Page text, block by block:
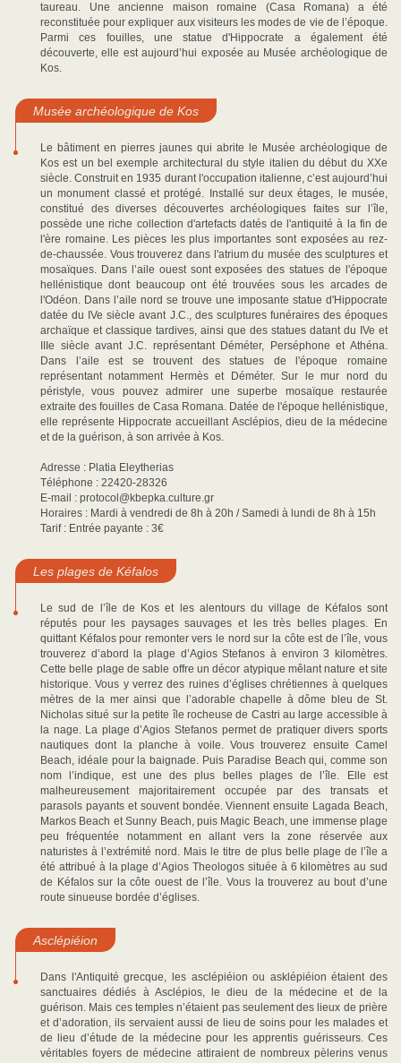
taureau. Une ancienne maison romaine (Casa Romana) a été
reconstituée pour expliquer aux visiteurs les modes de vie de l’époque.
Parmi ces fouilles, une statue d'Hippocrate a également été
découverte, elle est aujourd’hui exposée au Musée archéologique de
Kos.
Musée archéologique de Kos
Le bâtiment en pierres jaunes qui abrite le Musée archéologique de
Kos est un bel exemple architectural du style italien du début du XXe
siècle. Construit en 1935 durant l'occupation italienne, c’est aujourd’hui
un monument classé et protégé. Installé sur deux étages, le musée,
constitué des diverses découvertes archéologiques faites sur l’île,
possède une riche collection d'artefacts datés de l'antiquité à la fin de
l'ère romaine. Les pièces les plus importantes sont exposées au rez-
de-chaussée. Vous trouverez dans l'atrium du musée des sculptures et
mosaïques. Dans l’aile ouest sont exposées des statues de l'époque
hellénistique dont beaucoup ont été trouvées sous les arcades de
l'Odéon. Dans l’aile nord se trouve une imposante statue d'Hippocrate
datée du IVe siècle avant J.C., des sculptures funéraires des époques
archaïque et classique tardives, ainsi que des statues datant du IVe et
IIIe siècle avant J.C. représentant Déméter, Perséphone et Athéna.
Dans l’aile est se trouvent des statues de l'époque romaine
représentant notamment Hermès et Déméter. Sur le mur nord du
péristyle, vous pouvez admirer une superbe mosaïque restaurée
extraite des fouilles de Casa Romana. Datée de l'époque hellénistique,
elle représente Hippocrate accueillant Asclépios, dieu de la médecine
et de la guérison, à son arrivée à Kos.
Adresse : Platia Eleytherias
Téléphone : 22420-28326
E-mail : protocol@kbepka.culture.gr
Horaires : Mardi à vendredi de 8h à 20h / Samedi à lundi de 8h à 15h
Tarif : Entrée payante : 3€
Les plages de Kéfalos
Le sud de l’île de Kos et les alentours du village de Kéfalos sont
réputés pour les paysages sauvages et les très belles plages. En
quittant Kéfalos pour remonter vers le nord sur la côte est de l’île, vous
trouverez d’abord la plage d’Agios Stefanos à environ 3 kilomètres.
Cette belle plage de sable offre un décor atypique mêlant nature et site
historique. Vous y verrez des ruines d’églises chrétiennes à quelques
mètres de la mer ainsi que l’adorable chapelle à dôme bleu de St.
Nicholas situé sur la petite île rocheuse de Castri au large accessible à
la nage. La plage d’Agios Stefanos permet de pratiquer divers sports
nautiques dont la planche à voile. Vous trouverez ensuite Camel
Beach, idéale pour la baignade. Puis Paradise Beach qui, comme son
nom l’indique, est une des plus belles plages de l’île. Elle est
malheureusement majoritairement occupée par des transats et
parasols payants et souvent bondée. Viennent ensuite Lagada Beach,
Markos Beach et Sunny Beach, puis Magic Beach, une immense plage
peu fréquentée notamment en allant vers la zone réservée aux
naturistes à l’extrémité nord. Mais le titre de plus belle plage de l’île a
été attribué à la plage d’Agios Theologos située à 6 kilomètres au sud
de Kéfalos sur la côte ouest de l’île. Vous la trouverez au bout d’une
route sinueuse bordée d’églises.
Asclépiéion
Dans l'Antiquité grecque, les asclépiéion ou asklépiéion étaient des
sanctuaires dédiés à Asclépios, le dieu de la médecine et de la
guérison. Mais ces temples n’étaient pas seulement des lieux de prière
et d’adoration, ils servaient aussi de lieu de soins pour les malades et
de lieu d’étude de la médecine pour les apprentis guérisseurs. Ces
véritables foyers de médecine attiraient de nombreux pèlerins venus